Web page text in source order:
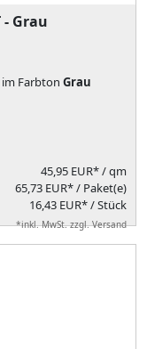
Grau
im Farbton Grau
45,95 EUR*/ qm
65,73 EUR* / Paket(e)
16,43 EUR* / Stück
*inkl. MwSt. zzgl. Versand